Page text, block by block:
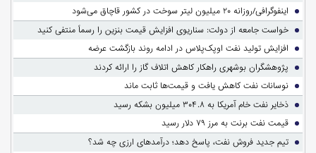
اینفوگرافی/روزانه ۲۰ میلیون لیتر سوخت در کشور قاچاق می‌شود
خواست جامعه از دولت: سناریوی افزایش قیمت بنزین را رسماً منتفی کنید
افزایش تولید نفت اوپک‌پلاس در ادامه روند بازگشت عرضه
پژوهشگران بوشهری راهکار کاهش اتلاف گاز را ارائه کردند
نوسانات نفت کاهش یافت و قیمت‌ها ثابت ماند
ذخایر نفت خام آمریکا به ۳۰۴.۸ میلیون بشکه رسید
قیمت نفت برنت به مرز ۷۹ دلار رسید
تیم جدید فروش نفت، پاسخ دهد؛ درآمدهای ارزی چه شد؟